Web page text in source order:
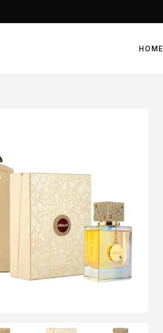
HOME